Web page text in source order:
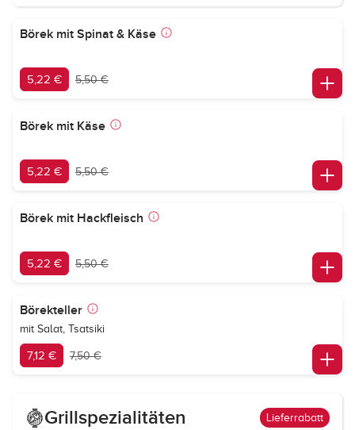
Börek mit Spinat & Käse
5,22 € 5,50 €
Börek mit Käse
5,22 € 5,50 €
Börek mit Hackfleisch
5,22 € 5,50 €
Börekteller
mit Salat, Tsatsiki
7,12 € 7,50 €
Grillspezialitäten Lieferrabatt